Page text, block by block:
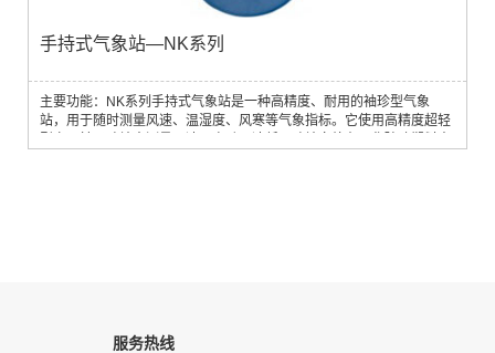
手持式气象站—NK系列
主要功能：NK系列手持式气象站是一种高精度、耐用的袖珍型气象
站，用于随时测量风速、温湿度、风寒等气象指标。它使用高精度超轻
服务热线